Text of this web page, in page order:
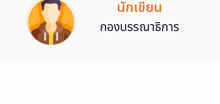
นักเขียน
กองบรรณาธิการ